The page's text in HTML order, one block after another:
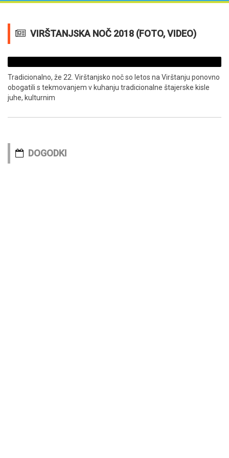
VIRŠTANJSKA NOČ 2018 (FOTO, VIDEO)
Tradicionalno, že 22. Virštanjsko noč so letos na Virštanju ponovno
obogatili s tekmovanjem v kuhanju tradicionalne štajerske kisle
juhe, kulturnim
DOGODKI